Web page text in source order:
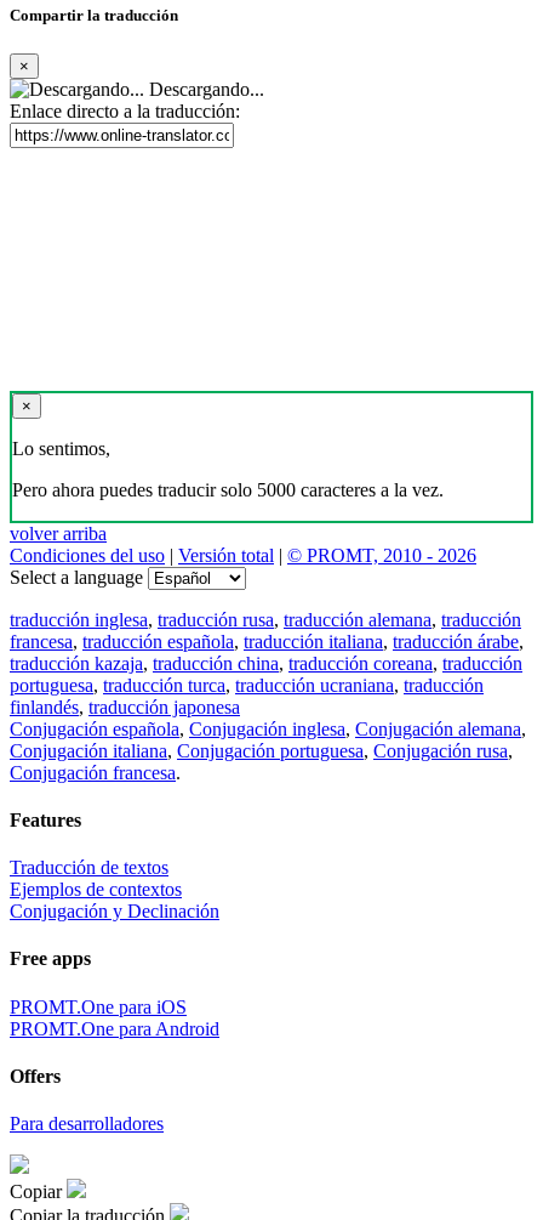
Compartir la traducción
×
Descargando...
Enlace directo a la traducción:
×
Lo sentimos,
Pero ahora puedes traducir solo 5000 caracteres a la vez.
volver arriba
Condiciones del uso | Versión total | © PROMT, 2010 - 2026
Select a language
traducción inglesa, traducción rusa, traducción alemana, traducción
francesa, traducción española, traducción italiana, traducción árabe,
traducción kazaja, traducción china, traducción coreana, traducción
portuguesa, traducción turca, traducción ucraniana, traducción
finlandés, traducción japonesa
Conjugación española, Conjugación inglesa, Conjugación alemana,
Conjugación italiana, Conjugación portuguesa, Conjugación rusa,
Conjugación francesa.
Features
Traducción de textos
Ejemplos de contextos
Conjugación y Declinación
Free apps
PROMT.One para iOS
PROMT.One para Android
Offers
Para desarrolladores
Copiar